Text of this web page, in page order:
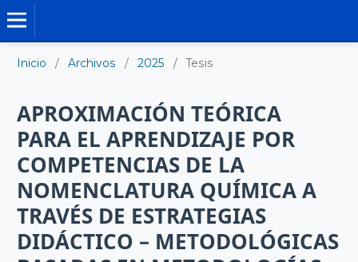
Inicio / Archivos / 2025 / Tesis
APROXIMACIÓN TEÓRICA
PARA EL APRENDIZAJE POR
COMPETENCIAS DE LA
NOMENCLATURA QUÍMICA A
TRAVÉS DE ESTRATEGIAS
DIDÁCTICO – METODOLÓGICAS